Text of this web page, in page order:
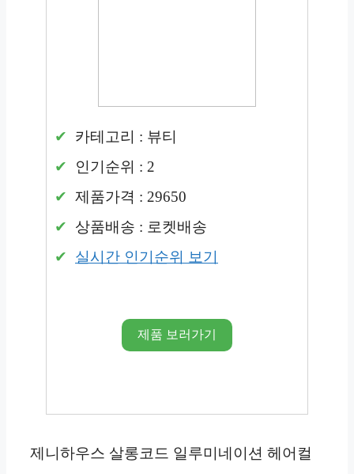
카테고리 : 뷰티
인기순위 : 2
제품가격 : 29650
상품배송 : 로켓배송
실시간 인기순위 보기
제품 보러가기
제니하우스 살롱코드 일루미네이션 헤어컬